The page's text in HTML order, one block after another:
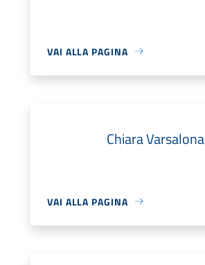
VAI ALLA PAGINA
Chiara Varsalona
VAI ALLA PAGINA